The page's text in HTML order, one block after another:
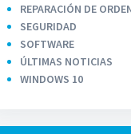
REPARACIÓN DE
SEGURIDAD
SOFTWARE
ÚLTIMAS NOTICIAS
WINDOWS 10